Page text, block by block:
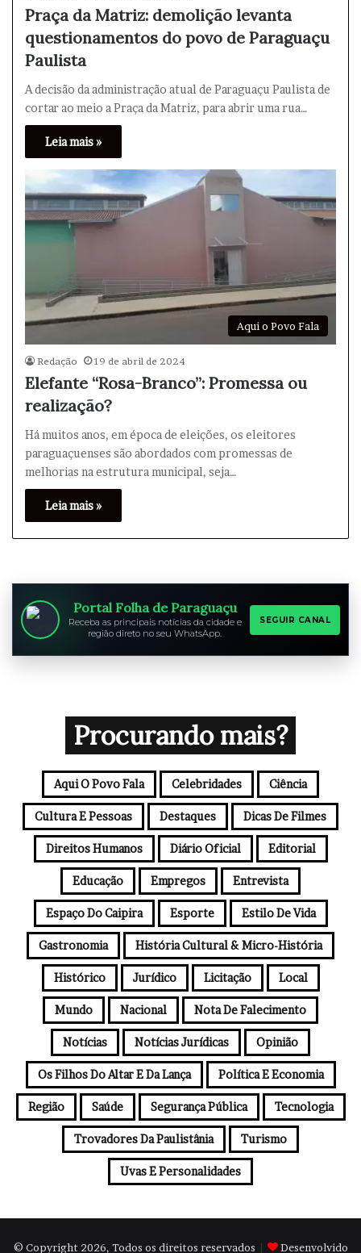
Praça da Matriz: demolição levanta
questionamentos do povo de Paraguaçu
Paulista
A decisão da administração atual de Paraguaçu Paulista de
cortar ao meio a Praça da Matriz, para abrir uma rua…
Leia mais »
Aqui o Povo Fala
Redação 19 de abril de 2024
Elefante “Rosa-Branco”: Promessa ou
realização?
Há muitos anos, em época de eleições, os eleitores
paraguaçuenses são abordados com promessas de
melhorias na estrutura municipal, seja…
Leia mais »
Portal Folha de Paraguaçu
Receba as principais notícias da cidade e
região direto no seu WhatsApp.
SEGUIR CANAL
Procurando mais?
Aqui O Povo Fala Celebridades Ciência
Cultura E Pessoas Destaques Dicas De Filmes
Direitos Humanos Diário Oficial Editorial
Educação Empregos Entrevista
Espaço Do Caipira Esporte Estilo De Vida
Gastronomia História Cultural & Micro-História
Histórico Jurídico Licitação Local
Mundo Nacional Nota De Falecimento
Notícias Notícias Jurídicas Opinião
Os Filhos Do Altar E Da Lança Política E Economia
Região Saúde Segurança Pública Tecnologia
Trovadores Da Paulistânia Turismo
Uvas E Personalidades
© Copyright 2026, Todos os direitos reservados Desenvolvido